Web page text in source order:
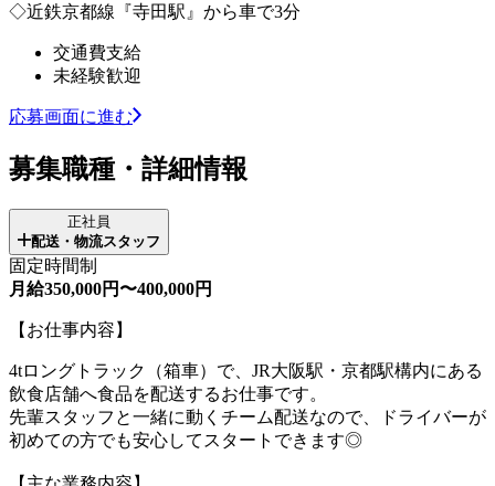
◇近鉄京都線『寺田駅』から車で3分
交通費支給
未経験歓迎
応募画面に進む
募集職種・詳細情報
正社員
配送・物流スタッフ
固定時間制
月給350,000円〜400,000円
【お仕事内容】
4tロングトラック（箱車）で、JR大阪駅・京都駅構内にある
飲食店舗へ食品を配送するお仕事です。
先輩スタッフと一緒に動くチーム配送なので、ドライバーが
初めての方でも安心してスタートできます◎